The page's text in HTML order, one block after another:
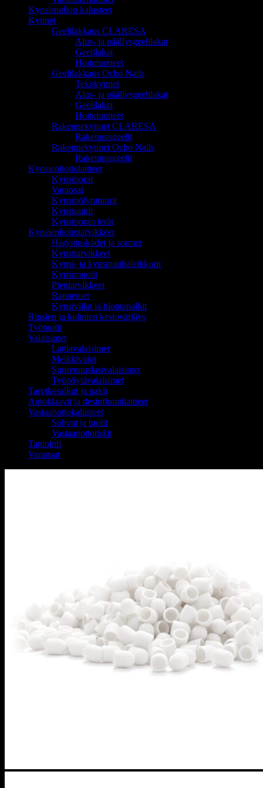
Kynsistudion kalusteet
Kynnet
Geelilakkaus CLARESA
Alus- ja päällysgeelilakat
Geelilakat
Hoitotuotteet
Geelilakkaus Ocho Nails
Tekokynnet
Alus- ja päällysgeelilakat
Geelilakat
Hoitotuotteet
Rakennekynnet CLARESA
Rakennusgeelit
Rakennekynnet Ocho Nails
Rakennusgeelit
Kynsienhoitolaitteet
Kynsiporat
Varaosat
Kynsipölynimurit
Kynsiuunit
Kynsiporan terät
Kynsienhoitotarvikkeet
Harjoituskädet ja sormet
Kynsitarvikkeet
Kynsi- ja kynsinauhaleikkurit
Kynsimuotit
Pientarvikkeet
Rannetuet
Kynsiviilat ja hiontapalkit
Ripsien ja kulmien kestovärjäys
Työtuolit
Valaisimet
Lattiavalaisimet
Meikkivalot
Suurennuslasivalaisimet
Työpöytävalaisimet
Tarvikesalkut ja pakit
Autoklaavit ja desinfiointilaitteet
Vastaanottokalusteet
Sohvat ja tuolit
Vastaanottotiskit
Tatuointi
Varaosat